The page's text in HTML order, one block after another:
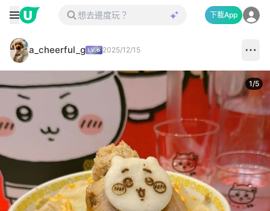
下載App
a_cheerful_g 2025/12/15
1/5